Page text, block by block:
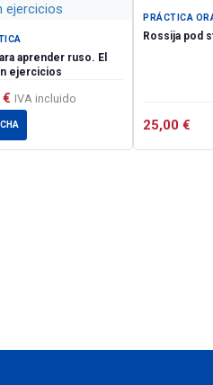
aprender ruso. El
ejercicios
€ IVA incluido
PRÁCTICA
Rossija pod
25,00 €